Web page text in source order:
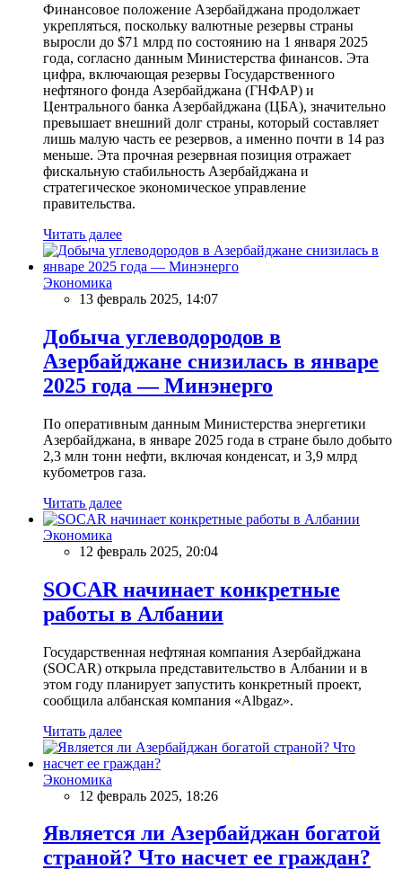
Финансовое положение Азербайджана продолжает
укрепляться, поскольку валютные резервы страны
выросли до $71 млрд по состоянию на 1 января 2025
года, согласно данным Министерства финансов. Эта
цифра, включающая резервы Государственного
нефтяного фонда Азербайджана (ГНФАР) и
Центрального банка Азербайджана (ЦБА), значительно
превышает внешний долг страны, который составляет
лишь малую часть ее резервов, а именно почти в 14 раз
меньше. Эта прочная резервная позиция отражает
фискальную стабильность Азербайджана и
стратегическое экономическое управление
правительства.
Читать далее
Экономика
13 февраль 2025, 14:07
Добыча углеводородов в
Азербайджане снизилась в январе
2025 года — Минэнерго
По оперативным данным Министерства энергетики
Азербайджана, в январе 2025 года в стране было добыто
2,3 млн тонн нефти, включая конденсат, и 3,9 млрд
кубометров газа.
Читать далее
Экономика
12 февраль 2025, 20:04
SOCAR начинает конкретные
работы в Албании
Государственная нефтяная компания Азербайджана
(SOCAR) открыла представительство в Албании и в
этом году планирует запустить конкретный проект,
сообщила албанская компания «Albgaz».
Читать далее
Экономика
12 февраль 2025, 18:26
Является ли Азербайджан богатой
страной? Что насчет ее граждан?